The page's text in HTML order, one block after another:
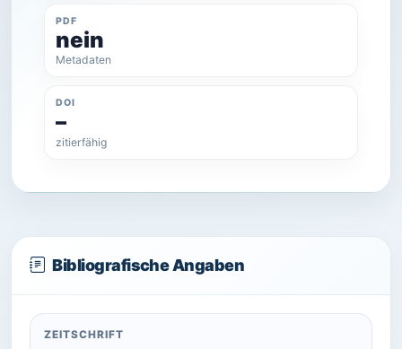
PDF
nein
Metadaten
DOI
–
zitierfähig
Bibliografische Angaben
ZEITSCHRIFT